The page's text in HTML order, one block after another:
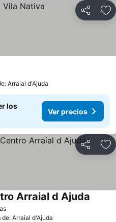
Compartir
Arraial d'Ajuda
los
Ver precios
Compartir
Arraial d Ajuda
de: Arraial d'Ajuda